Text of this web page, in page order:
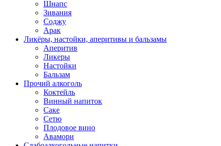
Шнапс
Зивания
Соджу
Арак
Ликёры, настойки, аперитивы и бальзамы
Аперитив
Ликеры
Настойки
Бальзам
Прочий алкоголь
Коктейль
Винный напиток
Саке
Сетю
Плодовое вино
Авамори